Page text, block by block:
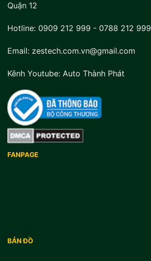
Quận 12
Hotline: 0909 212 999 - 0788 212 999
Email: zestech.com.vn@gmail.com
Kênh Youtube: Auto Thành Phát
FANPAGE
BẢN ĐỒ